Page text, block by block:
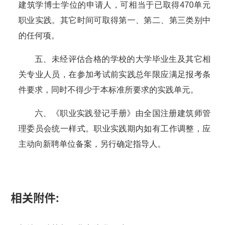
建筑学博士学位的申请人，可相当于已取得470单元
职业实践。其它时间可取得第一、第二、第三类别中
的任何项。
五、未经评估合格的学校的大学毕业生及其它相
关专业人员，在参加考试前实践总年限应满足报考条
件要求，同时不得少于本标准所要求的实践单元。
六、《职业实践登记手册》由全国注册建筑师管
理委员会统一样式。职业实践期内如有工作调整，应
主动向新聘单位备案，另行确定指导人。
相关附件: